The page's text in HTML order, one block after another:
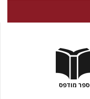
ספר מודפס